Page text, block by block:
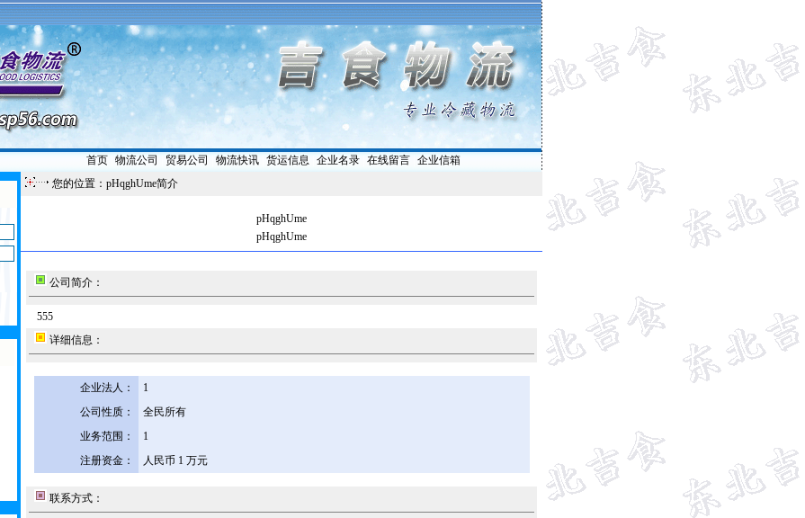
首页| 物流公司 贸易公司 物流快讯| 货运信息 企业名录| 在线留言| 企业信箱
您的位置：pHqghUme简介
pHqghUme
pHqghUme
公司简介：
555
详细信息：
企业法人：
1
公司性质：
全民所有
业务范围：
1
注册资金：
人民币 1 万元
联系方式：